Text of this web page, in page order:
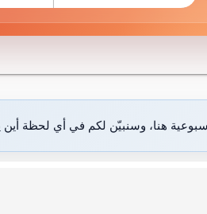
هنا، وسنبيّن لكم في أي لحظة